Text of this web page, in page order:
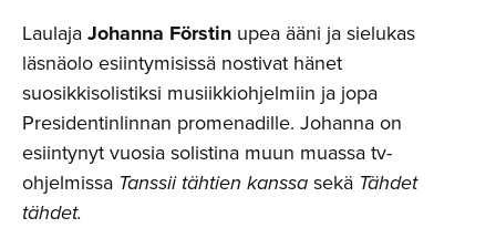
LaulajaJohanna Förstin upea ääni ja sielukas
läsnäolo esiintymisissä nostivat hänet
suosikkisolistiksi musiikkiohjelmiin ja jopa
Presidentinlinnan promenadille. Johanna on
esiintynyt vuosia solistina muun muassa tv-
ohjelmissa Tanssii tähtien kanssasekä Tähdet
tähdet.